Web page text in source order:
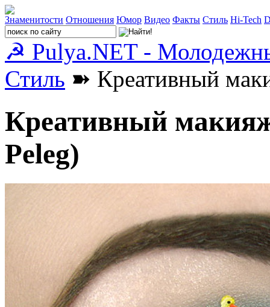
Знаменитости Отношения Юмор Видео Факты Стиль Hi-Tech
☭ Pulya.NET -
Стиль ➽ Креативный
Креативный
Peleg)